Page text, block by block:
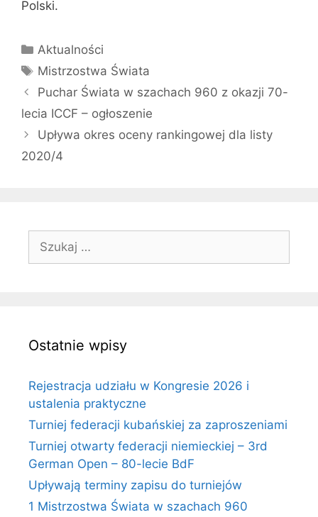
Polski.
Kategorie
Aktualności
Tagi
Mistrzostwa Świata
Puchar Świata w szachach 960 z okazji 70-
lecia ICCF – ogłoszenie
Upływa okres oceny rankingowej dla listy
2020/4
Ostatnie wpisy
Rejestracja udziału w Kongresie 2026 i
ustalenia praktyczne
Turniej federacji kubańskiej za zaproszeniami
Turniej otwarty federacji niemieckiej – 3rd
German Open – 80-lecie BdF
Upływają terminy zapisu do turniejów
1 Mistrzostwa Świata w szachach 960